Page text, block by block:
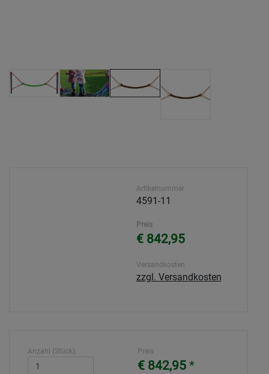
Artikelnummer
4591-11
Preis
€ 842,95
Versandkosten
zzgl. Versandkosten
Anzahl (Stück): Preis
€ 842,95 *